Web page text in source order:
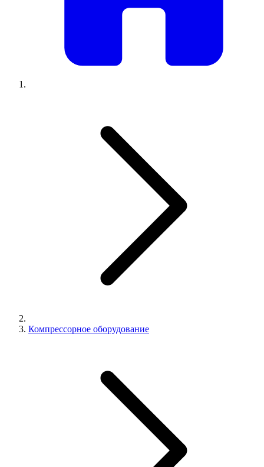
Компрессорное оборудование